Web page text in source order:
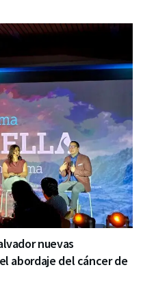
nuevas
abordaje del cáncer de